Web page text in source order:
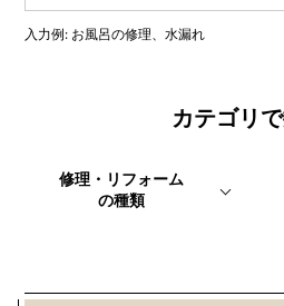
入力例: お風呂の修理、水漏れ
カテゴリ
修理・リフォーム
の種類